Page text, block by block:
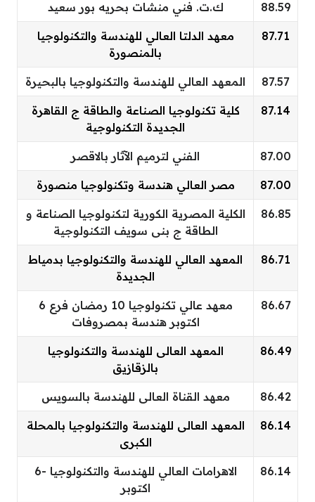
ك.ت. فني منشات بحريه بور سعيد 88.59
معهد الدلتا العالي للهندسة والتكنولوجيا
بالمنصورة
87.71
المعهد العالي للهندسة والتكنولوجيا بالبحيرة 87.57
كلية تكنولوجيا الصناعة والطاقة ج القاهرة
الجديدة التكنولوجية
87.14
الفني لترميم الآثار بالاقصر 87.00
مصر العالي هندسة وتكنولوجيا منصورة 87.00
الكلية المصرية الكورية لتكنولوجيا الصناعة و
الطاقة ج بنى سويف التكنولوجية
86.85
المعهد العالي للهندسة والتكنولوجيا بدمياط
الجديدة
86.71
معهد عالي تكنولوجيا 10 رمضان فرع 6
اكتوبر هندسة بمصروفات
86.67
المعهد العالى للهندسة والتكنولوجيا
بالزقازيق
86.49
معهد القناة العالى للهندسة بالسويس 86.42
المعهد العالى للهندسة والتكنولوجيا بالمحلة
الكبرى
86.14
الاهرامات العالي للهندسة والتكنولوجيا -6
اكتوبر
86.14